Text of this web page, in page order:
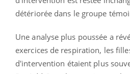
détériorée dans le groupe
Une analyse plus poussée a
exercices de respiration, les
d'intervention étaient plus